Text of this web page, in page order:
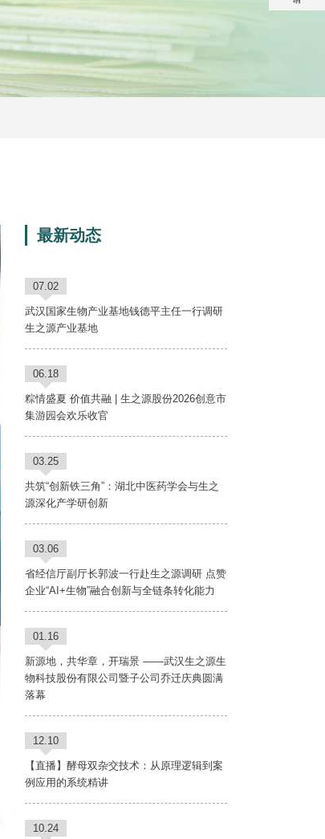
最新动态
07.02
武汉国家生物产业基地钱德平主任一行调研
生之源产业基地
06.18
粽情盛夏 价值共融 | 生之源股份2026创意市
集游园会欢乐收官
03.25
共筑“创新铁三角”：湖北中医药学会与生之
源深化产学研创新
03.06
省经信厅副厅长郭波一行赴生之源调研 点赞
企业“AI+生物”融合创新与全链条转化能力
01.16
新源地，共华章，开瑞景 ——武汉生之源生
物科技股份有限公司暨子公司乔迁庆典圆满
落幕
12.10
【直播】酵母双杂交技术：从原理逻辑到案
例应用的系统精讲
10.24